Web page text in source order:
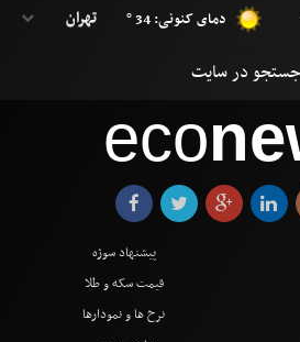
دمای کنونی: 34 °
eco
پیشنهاد سوژه
قیمت سکه و طلا
نرخ ها و نمودارها